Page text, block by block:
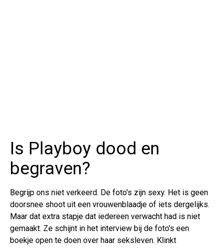
Is Playboy dood en
begraven?
Begrijp ons niet verkeerd. De foto's zijn sexy. Het is geen
doorsnee shoot uit een vrouwenblaadje of iets dergelijks.
Maar dat extra stapje dat iedereen verwacht had is niet
gemaakt. Ze schijnt in het interview bij de foto's een
boekje open te doen over haar seksleven. Klinkt